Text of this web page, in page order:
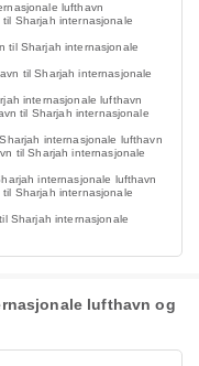
lufthavn
Sharjah internasjonale
til Sharjah internasjonale
til Sharjah internasjonale
internasjonale lufthavn
til Sharjah internasjonale
internasjonale lufthavn
til Sharjah internasjonale
internasjonale lufthavn
Sharjah internasjonale
Sharjah internasjonale
lufthavn og